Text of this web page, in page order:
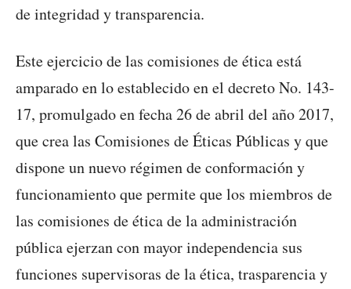
de integridad y transparencia.
Este ejercicio de las comisiones de ética está
amparado en lo establecido en el decreto No. 143-
17, promulgado en fecha 26 de abril del año 2017,
que crea las Comisiones de Éticas Públicas y que
dispone un nuevo régimen de conformación y
funcionamiento que permite que los miembros de
las comisiones de ética de la administración
pública ejerzan con mayor independencia sus
funciones supervisoras de la ética, trasparencia y